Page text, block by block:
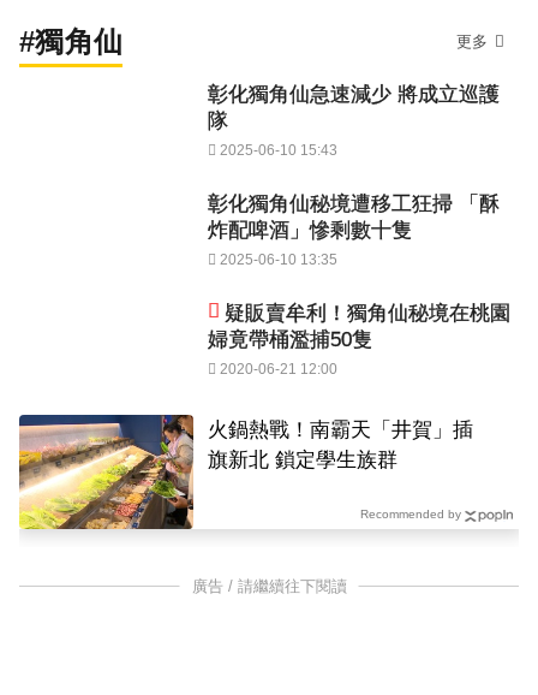
#獨角仙 更多
彰化獨角仙急速減少 將成立巡護
隊
2025-06-10 15:43
彰化獨角仙秘境遭移工狂掃 「酥
炸配啤酒」慘剩數十隻
2025-06-10 13:35
疑販賣牟利！獨角仙秘境在桃園
婦竟帶桶濫捕50隻
2020-06-21 12:00
火鍋熱戰！南霸天「井賀」插
旗新北 鎖定學生族群
Recommended by
廣告 / 請繼續往下閱讀